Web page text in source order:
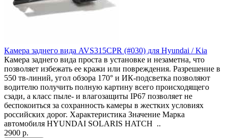
Камера заднего вида AVS315CPR (#030) для Hyundai / Kia
Камера заднего вида проста в установке и незаметна, что
позволяет избежать ее кражи или повреждения. Разрешение в
550 тв-линий, угол обзора 170° и ИК-подсветка позволяют
водителю получить полную картину всего происходящего
сзади, а класс пыле- и влагозащиты IP67 позволяет не
беспокоиться за сохранность камеры в жестких условиях
российских дорог. Характеристика Значение Марка
автомобиля HYUNDAI SOLARIS HATCH ..
2900 р.